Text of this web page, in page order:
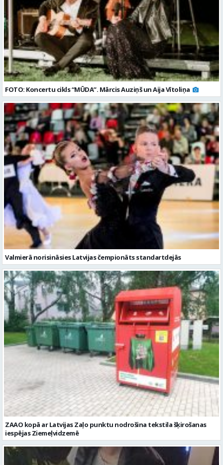
FOTO: Koncertu cikls “MŪDA”. Mārcis Auziņš un Aija Vītoliņa
Valmierā norisināsies Latvijas čempionāts standartdejās
ZAAO kopā ar Latvijas Zaļo punktu nodrošina tekstila šķirošanas
iespējas Ziemeļvidzemē